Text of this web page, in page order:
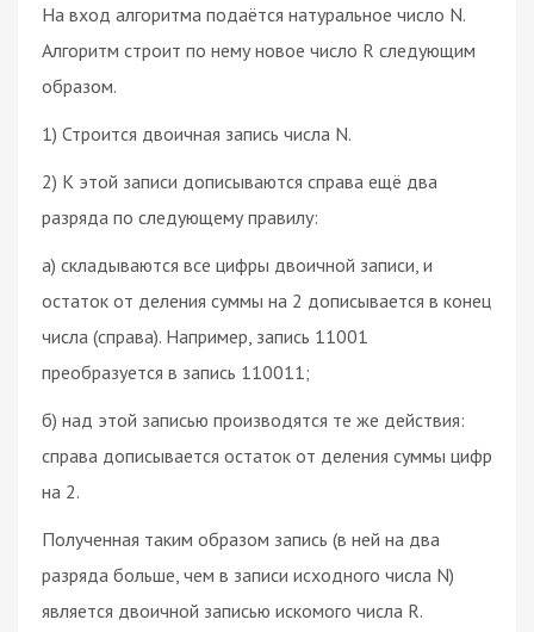
На вход алгоритма подаётся натуральное число N.
Алгоритм строит по нему новое число R следующим
образом.
1) Строится двоичная запись числа N.
2) К этой записи дописываются справа ещё два
разряда по следующему правилу:
а) складываются все цифры двоичной записи, и
остаток от деления суммы на 2 дописывается в конец
числа (справа). Например, запись 11001
преобразуется в запись 110011;
б) над этой записью производятся те же действия:
справа дописывается остаток от деления суммы цифр
на 2.
Полученная таким образом запись (в ней на два
разряда больше, чем в записи исходного числа N)
является двоичной записью искомого числа R.